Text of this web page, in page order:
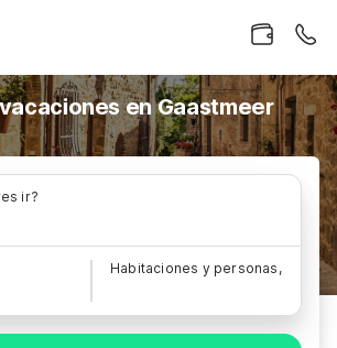
en Gaastmeer
ir?
Habitaciones y personas,